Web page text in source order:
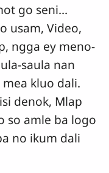
go seni...
usam, Video,
ngga ey meno-
saula nan
kluo dali.
denok, Mlap
so amle ba logo
no ikum dali